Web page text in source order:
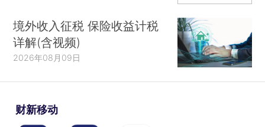
境外收入征税 保险收益计税
详解(含视频)
2026年08月09日
财新移动